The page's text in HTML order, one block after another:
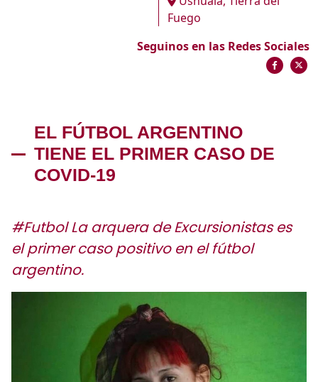
Fuego
Seguinos en las Redes Sociales
EL FÚTBOL ARGENTINO
TIENE EL PRIMER CASO DE
COVID-19
#Futbol La arquera de Excursionistas es
el primer caso positivo en el fútbol
argentino.